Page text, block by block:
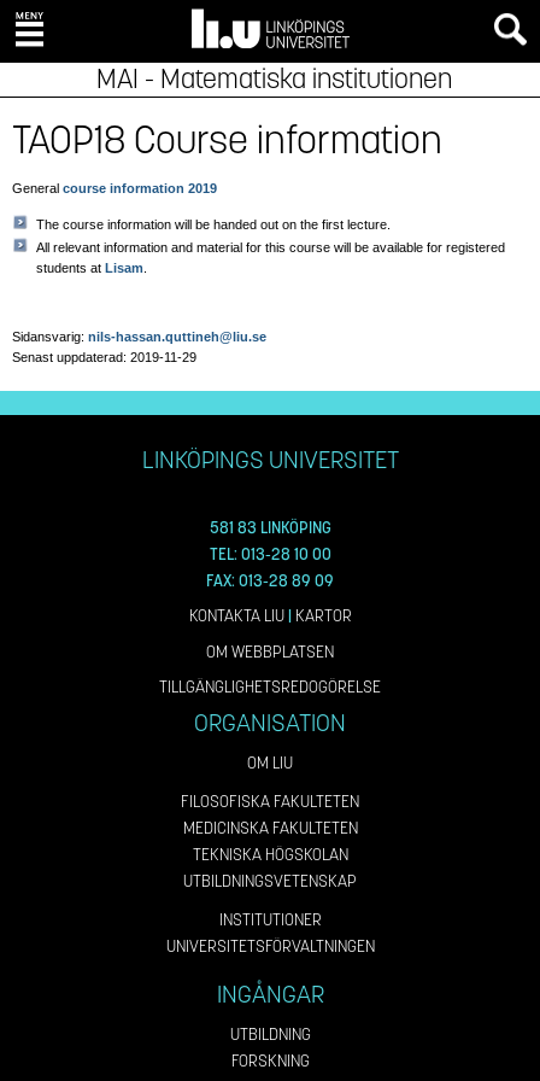
MAI - Matematiska institutionen
TAOP18 Course information
General course information 2019
The course information will be handed out on the first lecture.
All relevant information and material for this course will be available for registered
students at Lisam
Sidansvarig: nils-hassan.quttineh@liu.se
Senast uppdaterad: 2019-11-29
LINKÖPINGS UNIVERSITET
581 83 LINKÖPING
TEL: 013-28 10 00
FAX: 013-28 89 09
KONTAKTA LIU| KARTOR
OM WEBBPLATSEN
TILLGÄNGLIGHETSREDOGÖRELSE
ORGANISATION
OM LIU
FILOSOFISKA FAKULTETEN
MEDICINSKA FAKULTETEN
TEKNISKA HÖGSKOLAN
UTBILDNINGSVETENSKAP
INSTITUTIONER
UNIVERSITETSFÖRVALTNINGEN
INGÅNGAR
UTBILDNING
FORSKNING